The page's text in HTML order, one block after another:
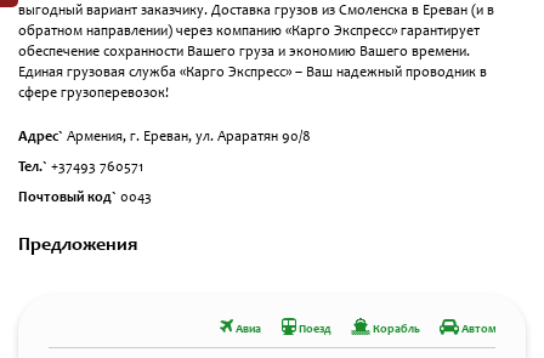
выгодный вариант заказчику. Доставка грузов из Смоленска в Ереван (и в
обратном направлении) через компанию «Карго Экспресс» гарантирует
обеспечение сохранности Вашего груза и экономию Вашего времени.
Единая грузовая служба «Карго Экспресс» – Ваш надежный проводник в
сфере грузоперевозок!
Адрес` Армения, г. Ереван, ул. Араратян 90/8
Тел.` +37493 760571
Почтовый код` 0043
Предложения
Авиа Поезд Корабль Автомобиль